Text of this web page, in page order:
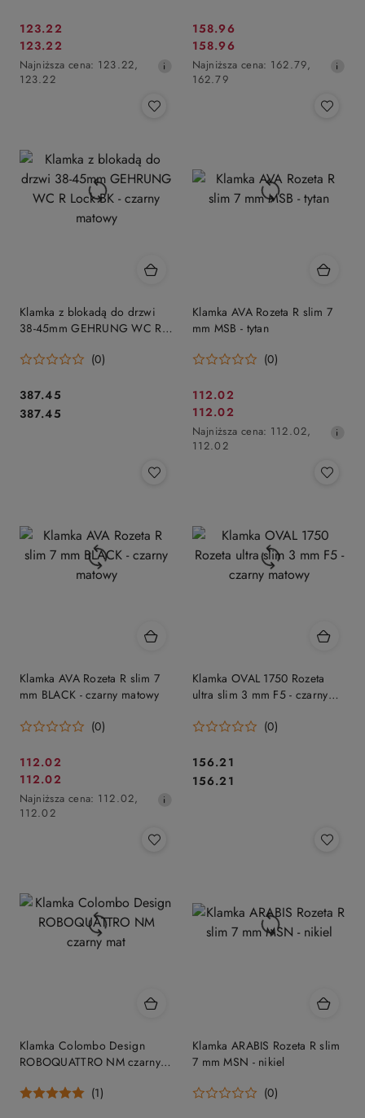
Cena
promocyjna:
123.22
Cena
promocyjna:
123.22
Najniższa
cena
obniżką
Najniższa cena: 123.22,
123.22
Cena
promocyjna:
158.96
Cena
promocyjna:
158.96
Najniższa
cena
Najniższa cena: 162.79,
162.79
Klamka z blokadą do drzwi
38-45mm GEHRUNG WC R
(0)
Cena:
387.45
Cena:
387.45
Klamka AVA Rozeta R slim 7
mm MSB - tytan
(0)
Cena
promocyjna:
112.02
Cena
promocyjna:
112.02
Najniższa
cena
Najniższa cena: 112.02,
112.02
Klamka AVA Rozeta R slim 7
mm BLACK - czarny matowy
(0)
Cena
promocyjna:
112.02
Cena
promocyjna:
112.02
Najniższa
cena
Najniższa cena: 112.02,
112.02
Klamka OVAL 1750 Rozeta
ultra slim 3 mm F5 - czarny
(0)
Cena:
156.21
Cena:
156.21
Klamka Colombo Design
ROBOQUATTRO NM czarny
(1)
Klamka ARABIS Rozeta R slim
7 mm MSN - nikiel
(0)